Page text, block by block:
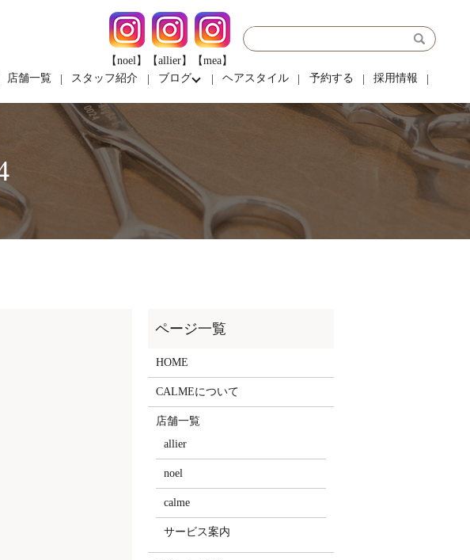
店舗一覧 スタッフ紹介 ブログ ヘアスタイル 予約する 採用情報
【noel】 【allier】 【mea】
HOME
CALMEについて
店舗一覧
allier
noel
calme
サービス案内